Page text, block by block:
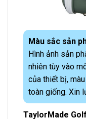
Màu sắc sản
Hình ảnh sản
nhiên tùy vào
của thiết bị,
toàn giống. Xin
TaylorMade